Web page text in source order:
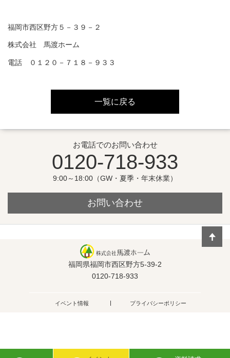
福岡市西区野方５－３９－２
株式会社 馬渡ホーム
電話 ０１２０－７１８－９３３
一覧に戻る
お電話でのお問い合わせ
0120-718-933
9:00～18:00（GW・夏季・年末休業）
お問い合わせ
福岡県福岡市西区野方5-39-2
0120-718-933
イベント情報 プライバシーポリシー